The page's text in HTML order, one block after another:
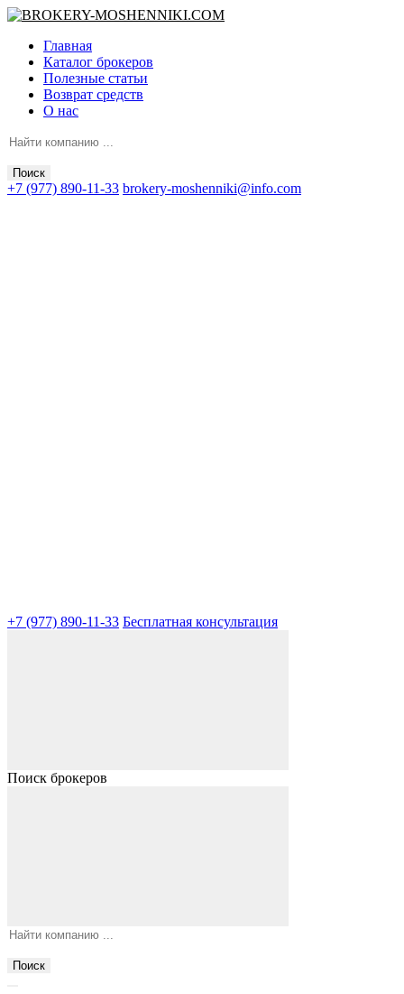
Главная
Каталог брокеров
Полезные статьи
Возврат средств
О нас
Поиск
+7 (977) 890-11-33 brokery-moshenniki@info.com
+7 (977) 890-11-33 Бесплатная консультация
Поиск брокеров
Поиск